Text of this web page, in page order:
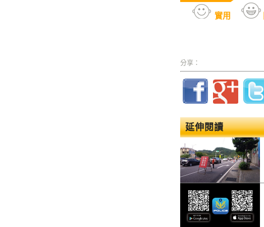
實用
分享：
延伸閱讀